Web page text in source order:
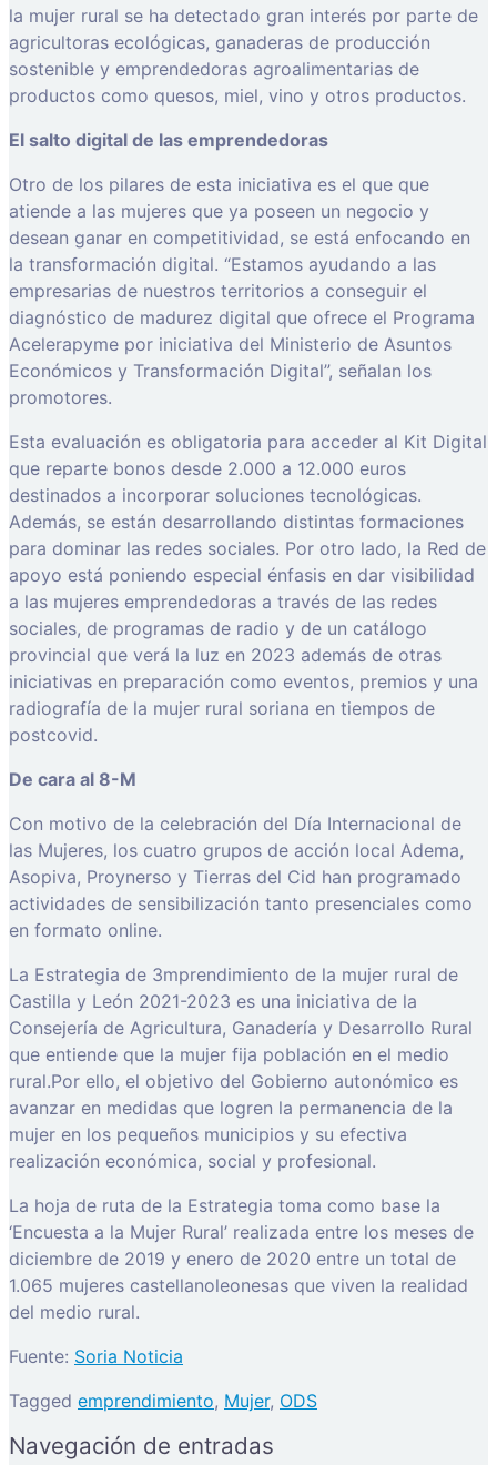
la mujer rural se ha detectado gran interés por parte de
agricultoras ecológicas, ganaderas de producción
sostenible y emprendedoras agroalimentarias de
productos como quesos, miel, vino y otros productos.
El salto digital de las emprendedoras
Otro de los pilares de esta iniciativa es el que que
atiende a las mujeres que ya poseen un negocio y
desean ganar en competitividad, se está enfocando en
la transformación digital. “Estamos ayudando a las
empresarias de nuestros territorios a conseguir el
diagnóstico de madurez digital que ofrece el Programa
Acelerapyme por iniciativa del Ministerio de Asuntos
Económicos y Transformación Digital”, señalan los
promotores.
Esta evaluación es obligatoria para acceder al Kit Digital
que reparte bonos desde 2.000 a 12.000 euros
destinados a incorporar soluciones tecnológicas.
Además, se están desarrollando distintas formaciones
para dominar las redes sociales. Por otro lado, la Red de
apoyo está poniendo especial énfasis en dar visibilidad
a las mujeres emprendedoras a través de las redes
sociales, de programas de radio y de un catálogo
provincial que verá la luz en 2023 además de otras
iniciativas en preparación como eventos, premios y una
radiografía de la mujer rural soriana en tiempos de
postcovid.
De cara al 8-M
Con motivo de la celebración del Día Internacional de
las Mujeres, los cuatro grupos de acción local Adema,
Asopiva, Proynerso y Tierras del Cid han programado
actividades de sensibilización tanto presenciales como
en formato online.
La Estrategia de 3mprendimiento de la mujer rural de
Castilla y León 2021-2023 es una iniciativa de la
Consejería de Agricultura, Ganadería y Desarrollo Rural
que entiende que la mujer fija población en el medio
rural.Por ello, el objetivo del Gobierno autonómico es
avanzar en medidas que logren la permanencia de la
mujer en los pequeños municipios y su efectiva
realización económica, social y profesional.
La hoja de ruta de la Estrategia toma como base la
‘Encuesta a la Mujer Rural’ realizada entre los meses de
diciembre de 2019 y enero de 2020 entre un total de
1.065 mujeres castellanoleonesas que viven la realidad
del medio rural.
Fuente: Soria Noticia
Tagged emprendimiento, Mujer, ODS
Navegación de entradas